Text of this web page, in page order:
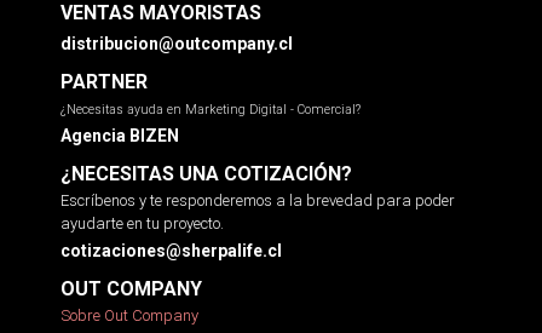
VENTAS MAYORISTAS
distribucion@outcompany.cl
PARTNER
¿Necesitas ayuda en Marketing Digital - Comercial?
Agencia BIZEN
¿NECESITAS UNA COTIZACIÓN?
Escríbenos y te responderemos a la brevedad para poder
ayudarte en tu proyecto.
cotizaciones@sherpalife.cl
OUT COMPANY
Sobre Out Company